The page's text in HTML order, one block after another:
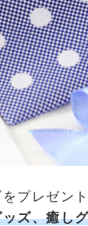
プレゼン
ズ、癒し